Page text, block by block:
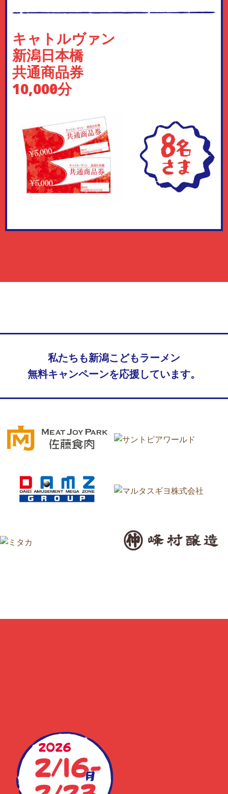
キャトルヴァン
新潟日本橋
共通商品券
10,000円分
私たちも新潟こどもラーメン
無料キャンペーンを応援しています。